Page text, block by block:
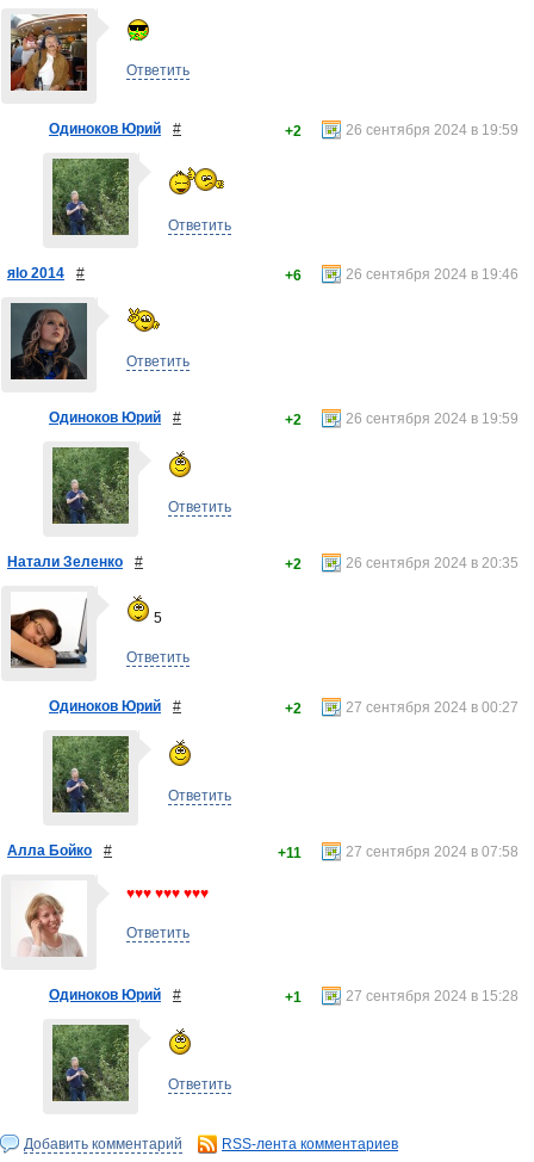
Ответить
Одиноков Юрий # 26 сентября 2024 в 19:59
+2
Ответить
яlo 2014 # 26 сентября 2024 в 19:46
+6
Ответить
Одиноков Юрий # 26 сентября 2024 в 19:59
+2
Ответить
Натали Зеленко # 26 сентября 2024 в 20:35
+2
5
Ответить
Одиноков Юрий # 27 сентября 2024 в 00:27
+2
Ответить
Алла Бойко # 27 сентября 2024 в 07:58
+11
♥♥♥ ♥♥♥ ♥♥♥
Ответить
Одиноков Юрий # 27 сентября 2024 в 15:28
+1
Ответить
Добавить комментарий RSS-лента комментариев